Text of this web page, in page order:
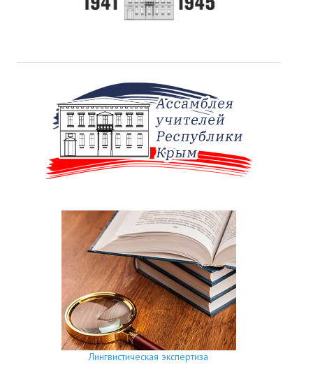
Лингвистическая экспертиза